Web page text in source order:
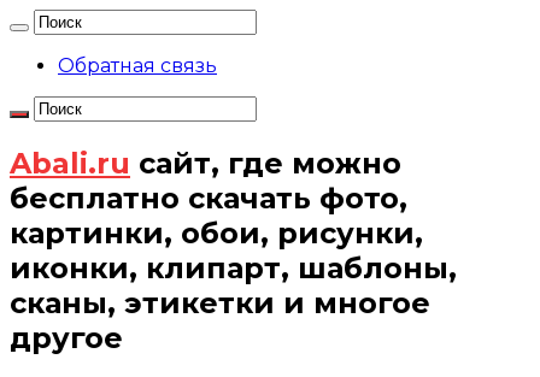
Обратная связь
Abali.ru сайт, где можно
бесплатно скачать фото,
картинки, обои, рисунки,
иконки, клипарт, шаблоны,
сканы, этикетки и многое
другое